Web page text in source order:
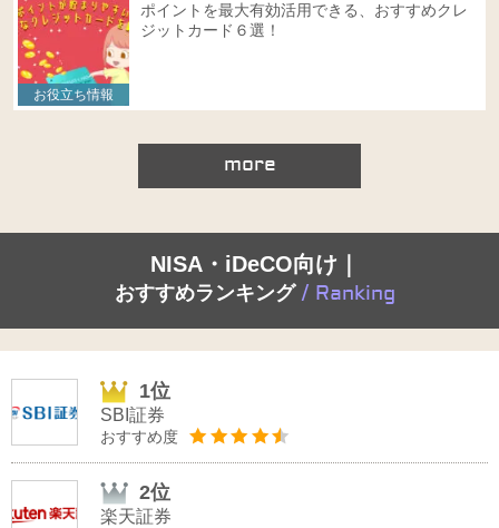
お役立ち情報
ポイントを最大有効活用できる、おすすめクレ
ジットカード６選！
more
NISA・iDeCO向け｜
おすすめランキング/ Ranking
1位
SBI証券
おすすめ度
2位
楽天証券